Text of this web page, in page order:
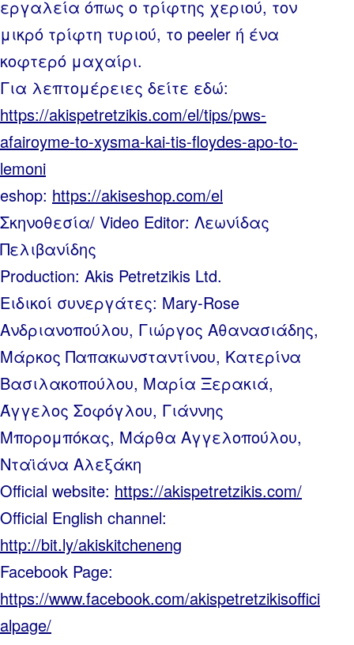
εργαλεία όπως ο τρίφτης χεριού, τον
μικρό τρίφτη τυριού, το peeler ή ένα
κοφτερό μαχαίρι.
Για λεπτομέρειες δείτε εδώ:
https://akispetretzikis.com/el/tips/pws-
afairoyme-to-xysma-kai-tis-floydes-apo-to-
lemoni
eshop: https://akiseshop.com/el
Σκηνοθεσία/ Video Editor: Λεωνίδας
Πελιβανίδης
Production: Akis Petretzikis Ltd.
Ειδικοί συνεργάτες: Mary-Rose
Ανδριανοπούλου, Γιώργος Αθανασιάδης,
Μάρκος Παπακωνσταντίνου, Κατερίνα
Βασιλακοπούλου, Μαρία Ξερακιά,
Άγγελος Σοφόγλου, Γιάννης
Μπορομπόκας, Μάρθα Αγγελοπούλου,
Νταϊάνα Αλεξάκη
Official website: https://akispetretzikis.com/
Official English channel:
http://bit.ly/akiskitcheneng
Facebook Page:
https://www.facebook.com/akispetretzikisoffici
alpage/